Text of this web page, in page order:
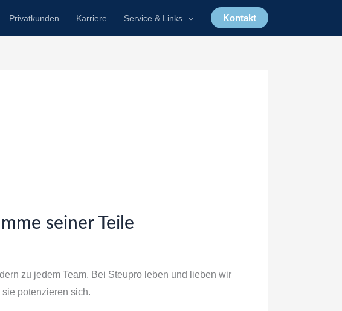
Privatkunden Karriere Service & Links Kontakt
seiner Teile
zu jedem Team. Bei Steupro leben und lieben wir
potenzieren sich.